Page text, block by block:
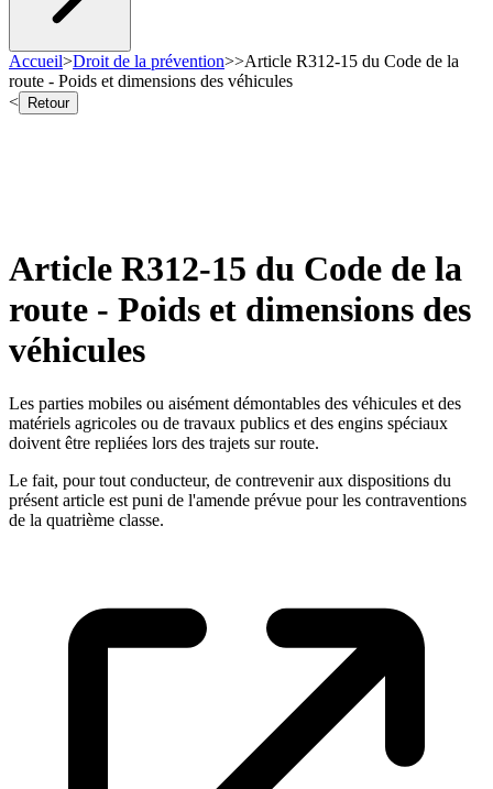
Accueil>Droit de la prévention>>Article R312-15 du Code de la
route - Poids et dimensions des véhicules
<
Retour
Article R312-15 du Code de la
route - Poids et dimensions des
véhicules
Les parties mobiles ou aisément démontables des véhicules et des
matériels agricoles ou de travaux publics et des engins spéciaux
doivent être repliées lors des trajets sur route.
Le fait, pour tout conducteur, de contrevenir aux dispositions du
présent article est puni de l'amende prévue pour les contraventions
de la quatrième classe.